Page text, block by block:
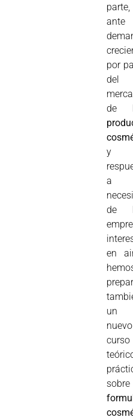
parte,
por
del
de
y
a
de
en
un
nuevo
curso
sobre